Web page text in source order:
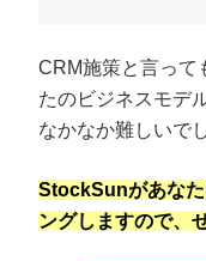
CRM施策と言って
たのビジネスモデ
なかなか難しいで
StockSunがあな
ングしますので、